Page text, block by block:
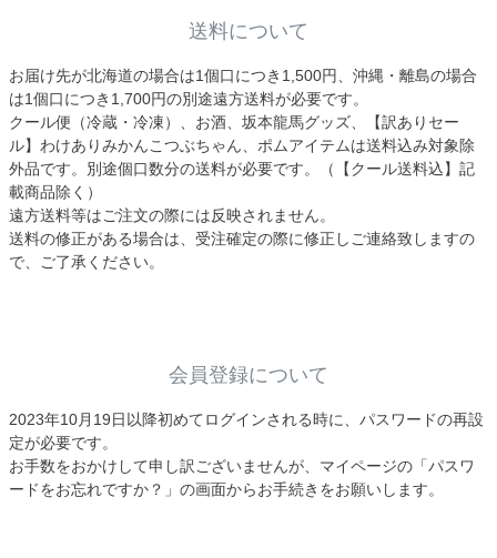
送料について
お届け先が北海道の場合は1個口につき1,500円、沖縄・離島の場合
は1個口につき1,700円の別途遠方送料が必要です。
クール便（冷蔵・冷凍）、お酒、坂本龍馬グッズ、【訳ありセー
ル】わけありみかんこつぶちゃん、ポムアイテムは送料込み対象除
外品です。別途個口数分の送料が必要です。（【クール送料込】記
載商品除く）
遠方送料等はご注文の際には反映されません。
送料の修正がある場合は、受注確定の際に修正しご連絡致しますの
で、ご了承ください。
会員登録について
2023年10月19日以降初めてログインされる時に、パスワードの再設
定が必要です。
お手数をおかけして申し訳ございませんが、マイページの「パスワ
ードをお忘れですか？」の画面からお手続きをお願いします。